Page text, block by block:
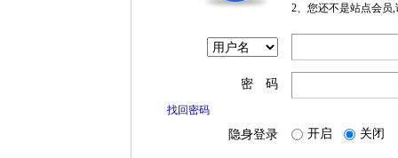
2、您还不是站点会员
密 码
找回密码
隐身登录 开启 关闭